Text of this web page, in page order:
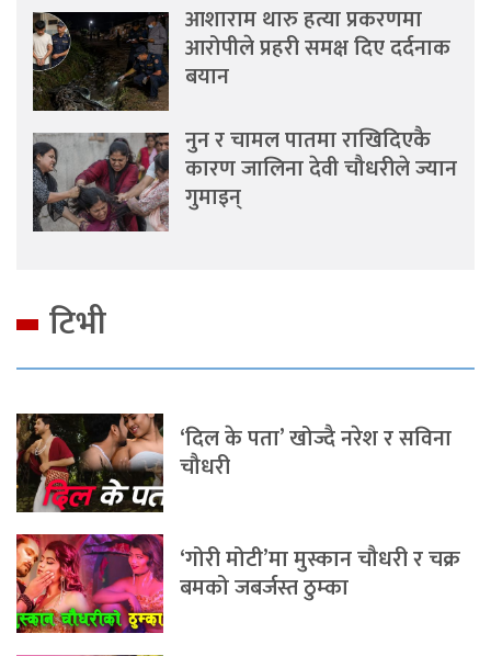
आशाराम थारु हत्या प्रकरणमा
आरोपीले प्रहरी समक्ष दिए दर्दनाक
बयान
नुन र चामल पातमा राखिदिएकै
कारण जालिना देवी चौधरीले ज्यान
गुमाइन्
टिभी
‘दिल के पता’ खोज्दै नरेश र सविना
चौधरी
‘गोरी मोटी’मा मुस्कान चौधरी र चक्र
बमको जबर्जस्त ठुम्का